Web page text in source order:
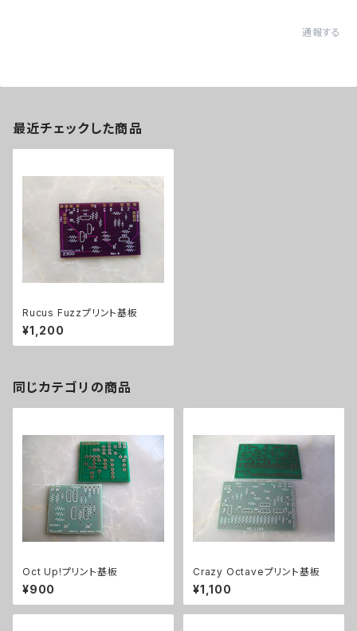
通報する
最近チェックした商品
Rucus Fuzzプリント基板
¥1,200
同じカテゴリの商品
Oct Up!プリント基板
¥900
Crazy Octaveプリント基板
¥1,100